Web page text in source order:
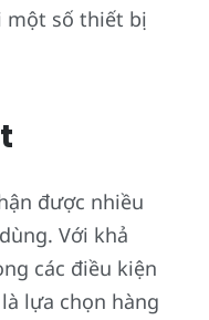
một số thiết bị
được nhiều
Với khả
các điều kiện
lựa chọn hàng